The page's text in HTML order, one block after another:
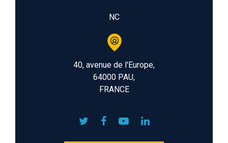
NC
40, avenue de l'Europe,
64000 PAU,
FRANCE